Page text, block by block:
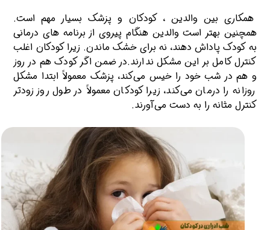
همکاری بین والدین ، کودکان و پزشک بسیار مهم است.
همچنین بهتر است والدین هنگام پیروی از برنامه های درمانی
به کودک پاداش دهند، نه برای خشک ماندن. زیرا کودکان اغلب
کنترل کامل بر این مشکل ندارند.در ضمن اگر کودک هم در روز
و هم در شب خود را خیس می‌کند، پزشک معمولاً ابتدا مشکل
روزانه را درمان می‌کند، زیرا کودکان معمولاً در طول روز زودتر
کنترل مثانه را به دست می‌آورند.